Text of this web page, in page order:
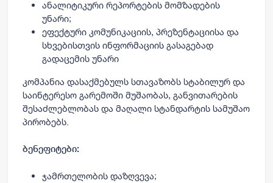
ანალიტიკური რეპორტების მომზადების
უნარი;
ეფექტური კომუნიკაციის, პრეზენტაციისა და
სხვებისთვის ინფორმაციის გასაგებად
გადაცემის უნარი
კომპანია დასაქმებულს სთავაზობს სტაბილურ და
საინტერესო გარემოში მუშაობას, განვითარების
შესაძლებლობას და მაღალი სტანდარტის სამუშაო
პირობებს.
ბენეფიტები:
ჯამრთელობის დაზღვევა;